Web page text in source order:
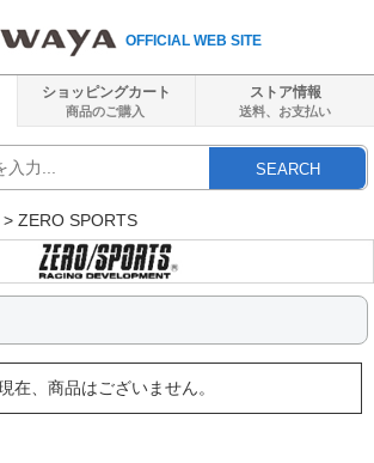
OFFICIAL WEB SITE
ショッピングカート
商品のご購入
ストア情報
送料、 お支払い
SEARCH
> ZERO SPORTS
在、商品はございません。